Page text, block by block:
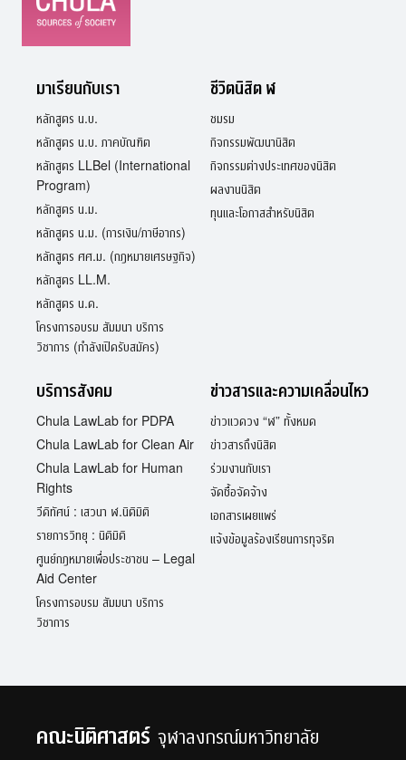
มาเรียนกับเรา
หลักสูตร น.บ.
หลักสูตร น.บ. ภาคบัณฑิต
หลักสูตร LLBel (International
Program)
หลักสูตร น.ม.
หลักสูตร น.ม. (การเงิน/ภาษีอากร)
หลักสูตร ศศ.ม. (กฎหมายเศรษฐกิจ)
หลักสูตร LL.M.
หลักสูตร น.ด.
โครงการอบรม สัมมนา บริการ
วิชาการ (กำลังเปิดรับสมัคร)
ชีวิตนิสิต ฬ
ชมรม
กิจกรรมพัฒนานิสิต
กิจกรรมต่างประเทศของนิสิต
ผลงานนิสิต
ทุนและโอกาสสำหรับนิสิต
บริการสังคม
Chula LawLab for PDPA
Chula LawLab for Clean Air
Chula LawLab for Human
Rights
วีดิทัศน์ : เสวนา ฬ.นิติมิติ
รายการวิทยุ : นิติมิติ
ศูนย์กฎหมายเพื่อประชาชน – Legal
Aid Center
โครงการอบรม สัมมนา บริการ
วิชาการ
ข่าวสารและความเคลื่อนไหว
ข่าวแวดวง “ฬ” ทั้งหมด
ข่าวสารถึงนิสิต
ร่วมงานกับเรา
จัดซื้อจัดจ้าง
เอกสารเผยแพร่
แจ้งข้อมูลร้องเรียนการทุจริต
คณะนิติศาสตร์ จุฬาลงกรณ์มหาวิทยาลัย